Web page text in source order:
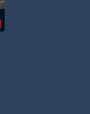
なんと全巻100円ｗ
もう合葬墓ばかり